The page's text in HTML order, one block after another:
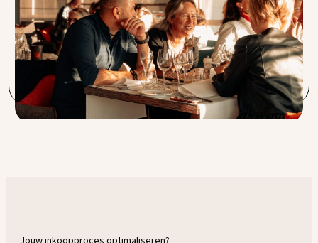
Vanaf de eerste dag dat we kennis kwamen maken voelden
wij ons direct thuis. Procent geeft ons een vertrouwd
gevoel. Vooral de korte lijnen in de communicatie en een
direct aanspreekpunt is iets waar wij bij Sable Blanc veel
waarde aan hechten. Zeer tevreden over de service.